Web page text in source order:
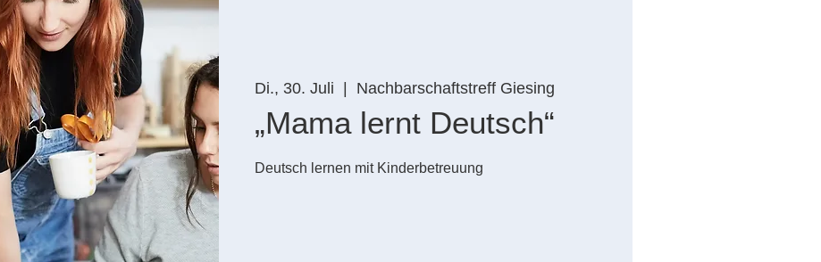
Di., 30. Juli Nachbarschaftstreff Giesing
„Mama lernt Deutsch“
Deutsch lernen mit Kinderbetreuung